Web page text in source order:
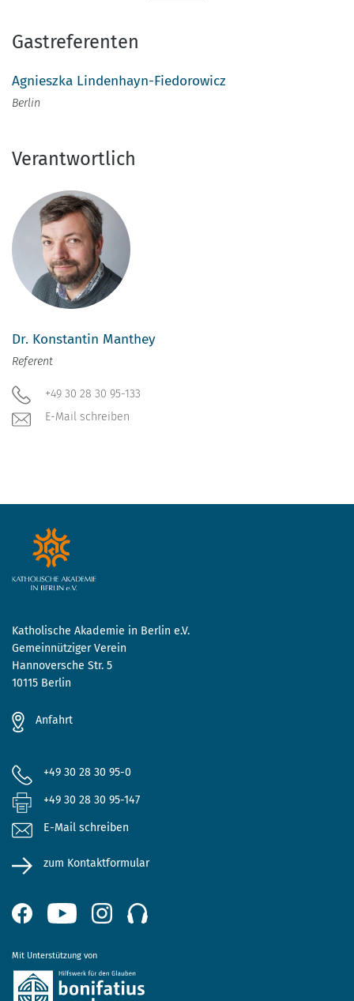
Gastreferenten
Agnieszka Lindenhayn-Fiedorowicz
Berlin
Verantwortlich
Dr. Konstantin Manthey
Referent
+49 30 28 30 95-133
E-Mail schreiben
Katholische Akademie in Berlin e.V.
Gemeinnütziger Verein
Hannoversche Str. 5
10115 Berlin
Anfahrt
+49 30 28 30 95-0
+49 30 28 30 95-147
E-Mail schreiben
zum Kontaktformular
Mit Unterstützung von